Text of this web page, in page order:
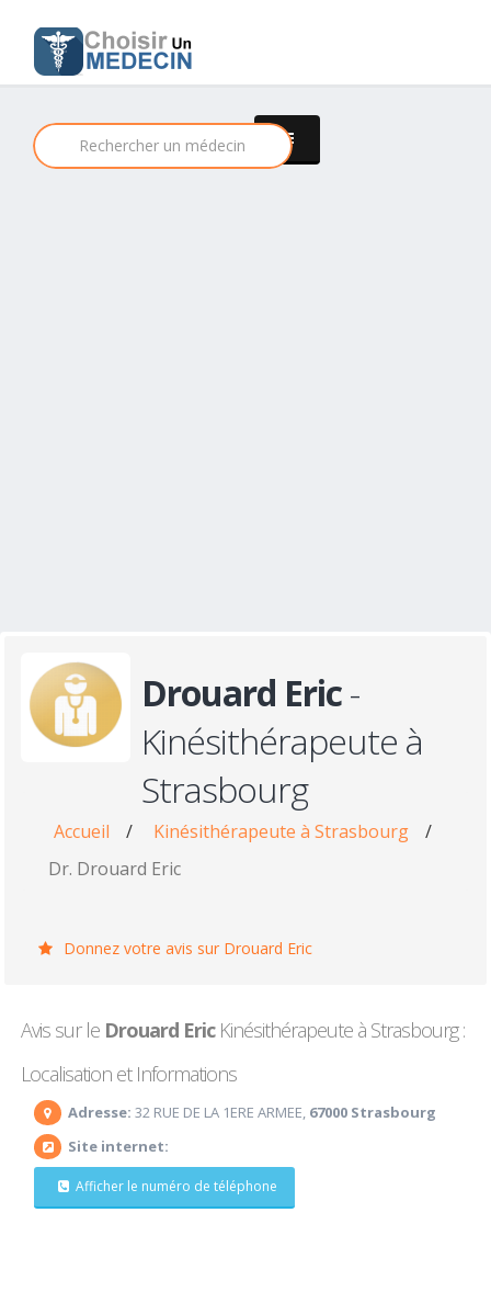
Drouard Eric-
Kinésithérapeute à
Strasbourg
Accueil / Kinésithérapeute à Strasbourg
/
Dr. Drouard Eric
Donnez votre avis sur Drouard Eric
Avis sur le Drouard EricKinésithérapeute à Strasbourg :
Localisation et Informations
Adresse: 32 RUE DE LA 1ERE ARMEE, 67000 Strasbourg
Site internet:
Afficher le numéro de téléphone